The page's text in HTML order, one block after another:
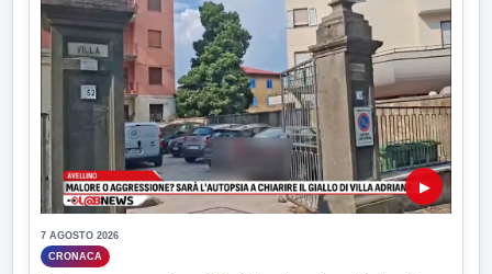
▶
7 AGOSTO 2026
CRONACA